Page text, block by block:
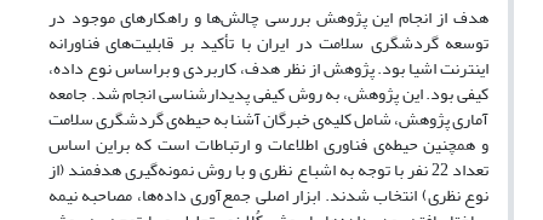
هدف از انجام این پژوهش بررسی چالش‌ها و راهکارهای موجود در
توسعه گردشگری سلامت در ایران با تأکید بر قابلیت‌های فناورانه
اینترنت اشیا بود. پژوهش از نظر هدف، کاربردی و براساس نوع داده،
کیفی بود. این پژوهش، به روش کیفی پدیدارشناسی انجام شد. جامعه
آماری پژوهش، شامل کلیه‌ی خبرگان آشنا به حیطه‌ی گردشگری سلامت
و همچنین حیطه‌ی فناوری اطلاعات و ارتباطات است که براین اساس
تعداد 22 نفر با توجه به اشباع نظری و با روش نمونه‌گیری هدفمند (از
نوع نظری) انتخاب شدند. ابزار اصلی جمع‌آوری داده‌ها، مصاحبه نیمه